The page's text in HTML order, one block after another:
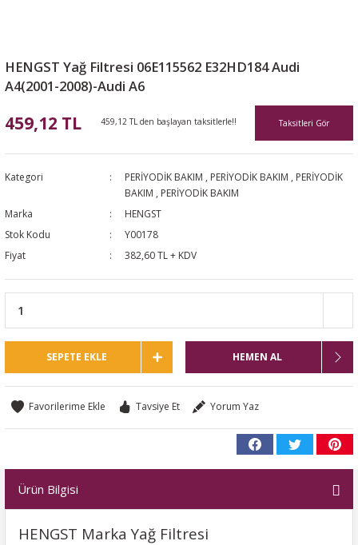
HENGST Yağ Filtresi 06E115562 E32HD184 Audi
A4(2001-2008)-Audi A6
459,12 TL 459,12 TL den başlayan taksitlerle!! Taksitleri Gör
Kategori PERİYODİK BAKIM , PERİYODİK BAKIM , PERİYODİK
BAKIM , PERİYODİK BAKIM
Marka
HENGST
Stok Kodu
Y00178
Fiyat
382,60 TL + KDV
SEPETE EKLE HEMEN AL
Tavsiye Et Yorum Yaz
Ürün Bilgisi
HENGST Marka Yağ Filtresi